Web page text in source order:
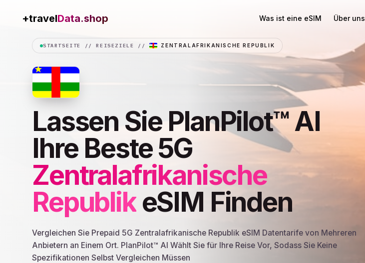
+travel Was ist eine eSIM Über uns
STARTSEITE //REISEZIELE // ZENTRALAFRIKANISCHE REPUBLIK
Lassen Sie PlanPilot™ AI
Ihre Beste 5G
Zentralafrikanische
RepublikeSIM Finden
Vergleichen Sie Prepaid 5G Zentralafrikanische Republik eSIM Datentarife von Mehreren
Anbietern an Einem Ort. PlanPilot™ AI Wählt Sie für Ihre Reise Vor, Sodass Sie Keine
Spezifikationen Selbst Vergleichen Müssen